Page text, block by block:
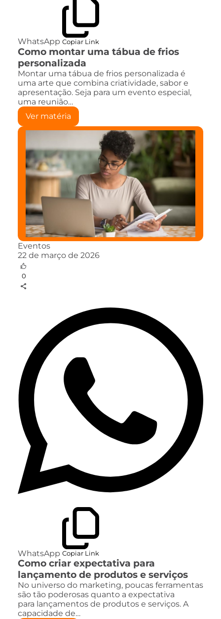
WhatsApp Copiar Link
Como montar uma tábua de frios
personalizada
Montar uma tábua de frios personalizada é
uma arte que combina criatividade, sabor e
apresentação. Seja para um evento especial,
uma reunião…
Ver matéria
Eventos
22 de março de 2026
0
WhatsApp Copiar Link
Como criar expectativa para
lançamento de produtos e serviços
No universo do marketing, poucas ferramentas
são tão poderosas quanto a expectativa
para lançamentos de produtos e serviços. A
capacidade de…